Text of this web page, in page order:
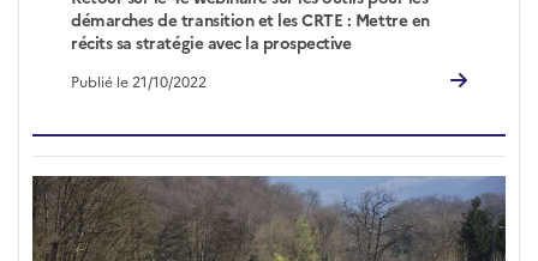
démarches de transition et les CRTE : Mettre en
récits sa stratégie avec la prospective
Publié le 21/10/2022